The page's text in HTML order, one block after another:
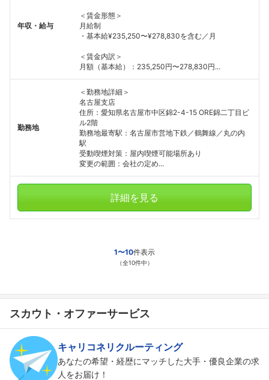
年収・給与
＜賃金形態＞
月給制
・基本給¥235,250〜¥278,830を含む／月
＜賃金内訳＞
月額（基本給）：235,250円〜278,830円...
勤務地
＜勤務地詳細＞
名古屋支店
住所：愛知県名古屋市中区錦2-4-15 ORE錦二丁目ビ
ル2階
勤務地最寄駅：名古屋市営地下鉄／鶴舞線／丸の内
駅
受動喫煙対策：屋内喫煙可能場所あり
変更の範囲：会社の定め...
詳細を見る
1〜10件表示
（全10件中）
スカウト・オファーサービス
キャリコネリクルーティング
あなたの希望・経歴にマッチした大手・優良企業の求
人をお届け！